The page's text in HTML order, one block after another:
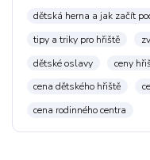
dětská herna a jak začít
tipy a triky pro hřiště
dětské oslavy
ceny
cena dětského hřiště
cena rodinného centra